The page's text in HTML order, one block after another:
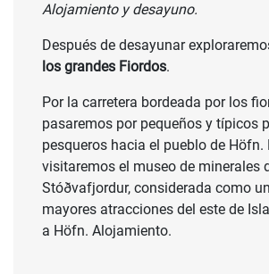
Alojamiento y desayuno.
Después de desayunar
los grandes Fiordos.
Por la carretera bordeada por los
pasaremos por pequeños y típicos
pesqueros hacia el pueblo de Höfn.
visitaremos el museo de minerales
Stóðvafjordur, considerada como
mayores atracciones del este de
a Höfn. Alojamiento.